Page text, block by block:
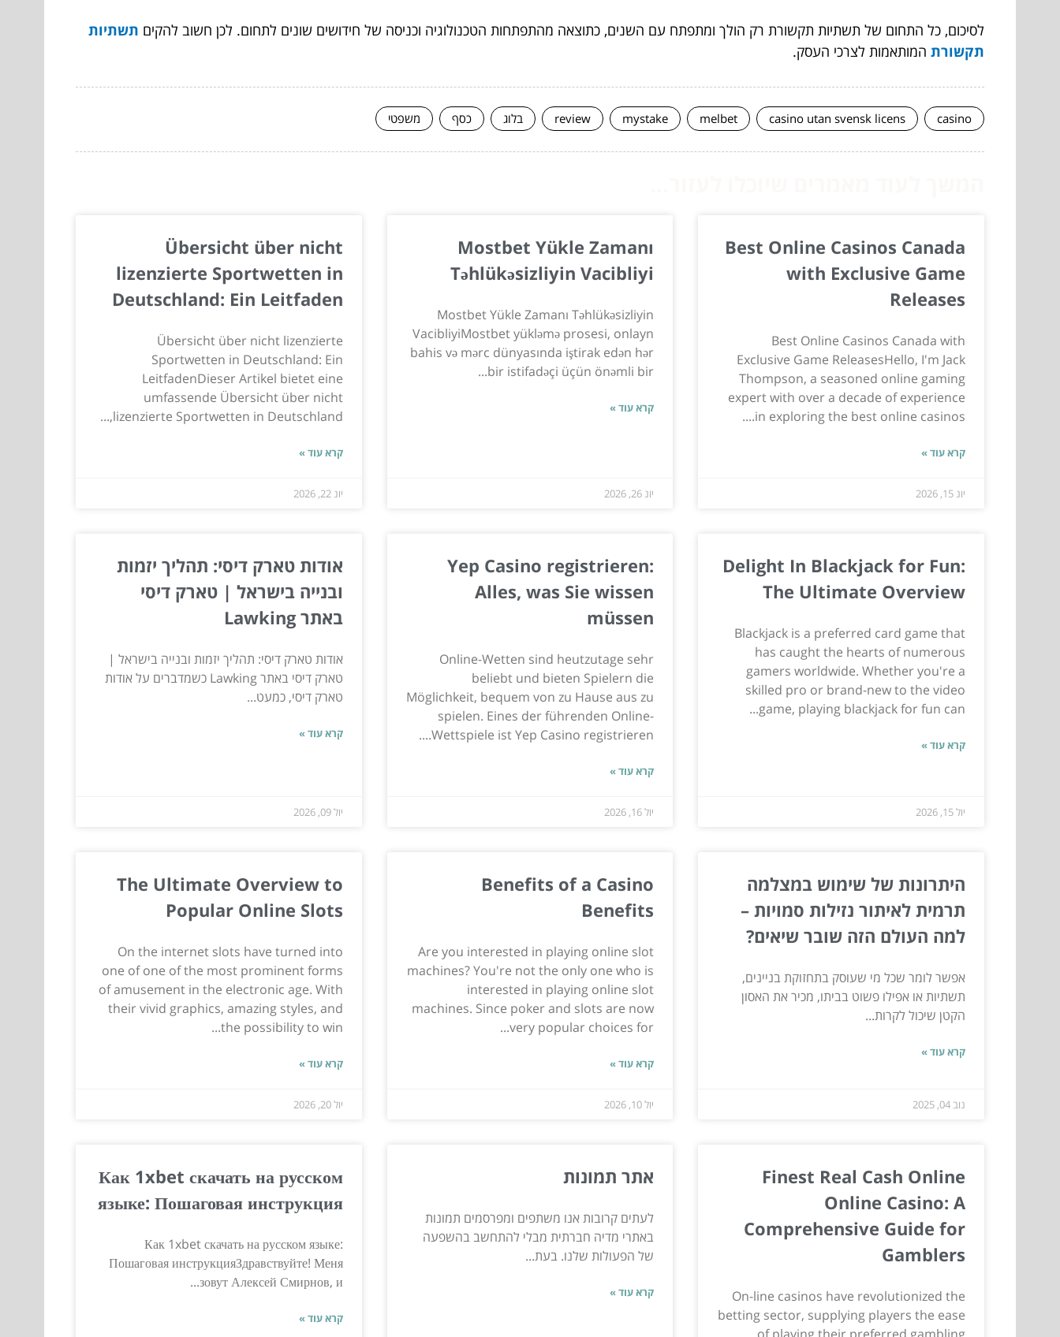
לסיכום, כל התחום של תשתיות תקשורת רק הולך ומתפתח עם השנים, כתוצאה מהתפתחות הטכנולוגיה וכניסה של חידושים שונים לתחום. לכן חשוב להקים תשתיות
תקשורת המותאמות לצרכי העסק.
casino
casino utan svensk licens
melbet
mystake
review בלוג כסף משפטי
Best Online Casinos Canada
with Exclusive Game
Releases
Best Online Casinos Canada with
Exclusive Game ReleasesHello, I'm Jack
Thompson, a seasoned online gaming
expert with over a decade of experience
in exploring the best online casinos....
קרא עוד »
יונ 15, 2026
Mostbet Yükle Zamanı
Təhlükəsizliyin Vacibliyi
Mostbet Yükle Zamanı Təhlükəsizliyin
VacibliyiMostbet yükləmə prosesi, onlayn
bahis və mərc dünyasında iştirak edən hər
bir istifadəçi üçün önəmli bir...
קרא עוד »
יונ 26, 2026
Übersicht über nicht
lizenzierte Sportwetten in
Deutschland: Ein Leitfaden
Übersicht über nicht lizenzierte
Sportwetten in Deutschland: Ein
LeitfadenDieser Artikel bietet eine
umfassende Übersicht über nicht
lizenzierte Sportwetten in Deutschland,...
קרא עוד »
יונ 22, 2026
Delight In Blackjack for Fun:
The Ultimate Overview
Blackjack is a preferred card game that
has caught the hearts of numerous
gamers worldwide. Whether you're a
skilled pro or brand-new to the video
game, playing blackjack for fun can...
קרא עוד »
יול 15, 2026
Yep Casino registrieren:
Alles, was Sie wissen
müssen
Online-Wetten sind heutzutage sehr
beliebt und bieten Spielern die
Möglichkeit, bequem von zu Hause aus zu
spielen. Eines der führenden Online-
Wettspiele ist Yep Casino registrieren....
קרא עוד »
יול 16, 2026
אודות טארק דיסי: תהליך יזמות
ובנייה בישראל | טארק דיסי
באתר Lawking
אודות טארק דיסי: תהליך יזמות ובנייה בישראל |
טארק דיסי באתר Lawking כשמדברים על אודות
טארק דיסי, כמעט...
קרא עוד »
יול 09, 2026
היתרונות של שימוש במצלמה
תרמית לאיתור נזילות סמויות –
למה העולם הזה שובר שיאים?
אפשר לומר שכל מי שעוסק בתחזוקת בניינים,
תשתיות או אפילו פשוט בביתו, מכיר את האסון
הקטן שיכול לקרות...
קרא עוד »
נוב 04, 2025
Benefits of a Casino
Benefits
Are you interested in playing online slot
machines? You're not the only one who is
interested in playing online slot
machines. Since poker and slots are now
very popular choices for...
קרא עוד »
יול 10, 2026
The Ultimate Overview to
Popular Online Slots
On the internet slots have turned into
one of one of the most prominent forms
of amusement in the electronic age. With
their vivid graphics, amazing styles, and
the possibility to win...
קרא עוד »
יול 20, 2026
Finest Real Cash Online
Online Casino: A
Comprehensive Guide for
Gamblers
On-line casinos have revolutionized the
betting sector, supplying players the ease
אתר תמונות
לעתים קרובות אנו משתפים ומפרסמים תמונות
באתרי מדיה חברתית מבלי להתחשב בהשפעה
של הפעולות שלנו. בעת...
קרא עוד »
Как 1xbet скачать на русском
языке: Пошаговая инструкция
Как 1xbet скачать на русском языке:
Пошаговая инструкцияЗдравствуйте! Меня
зовут Алексей Смирнов, и...
קרא עוד »